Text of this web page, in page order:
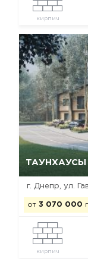
кирпич
ТАУНХАУСЫ
г. Днепр, ул.
от 3 070 000
кирпич